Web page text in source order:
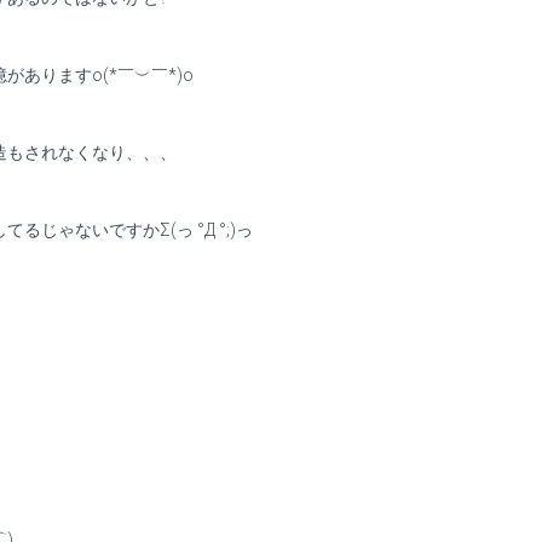
がありますo(*￣︶￣*)o
されなくなり、、、
るじゃないですかΣ(っ °Д °;)っ